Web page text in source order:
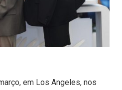
em Los Angeles, nos